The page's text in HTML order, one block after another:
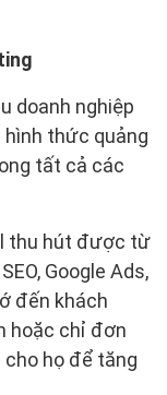
doanh nghiệp
hình thức quảng
tất cả các
thu hút được từ
Google Ads,
đến khách
hoặc chỉ đơn
họ để tăng